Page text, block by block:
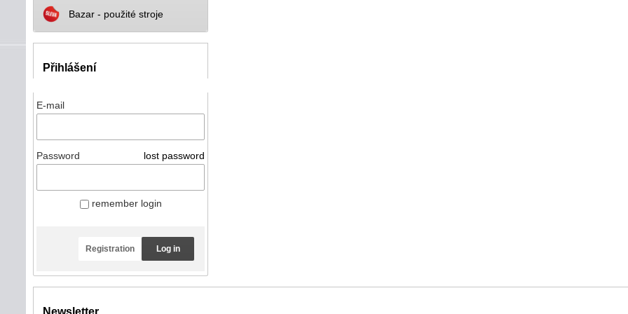
Bazar - použité stroje
Přihlášení
E-mail
Password lost password
remember login
Registration Log in
Newsletter